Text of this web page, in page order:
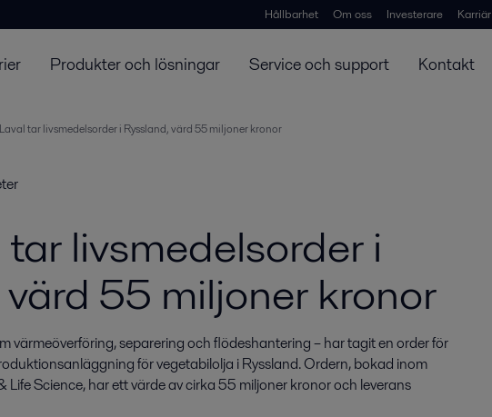
Hållbarhet Om oss Investerare Karriär
Produkter och lösningar Service och support Kontakt
tar livsmedelsorder i Ryssland, värd 55 miljoner kronor
livsmedelsorder i
55 miljoner kronor
värmeöverföring, separering och flödeshantering – har tagit en order för
för vegetabilolja i Ryssland. Ordern, bokad inom
Science, har ett värde av cirka 55 miljoner kronor och leverans